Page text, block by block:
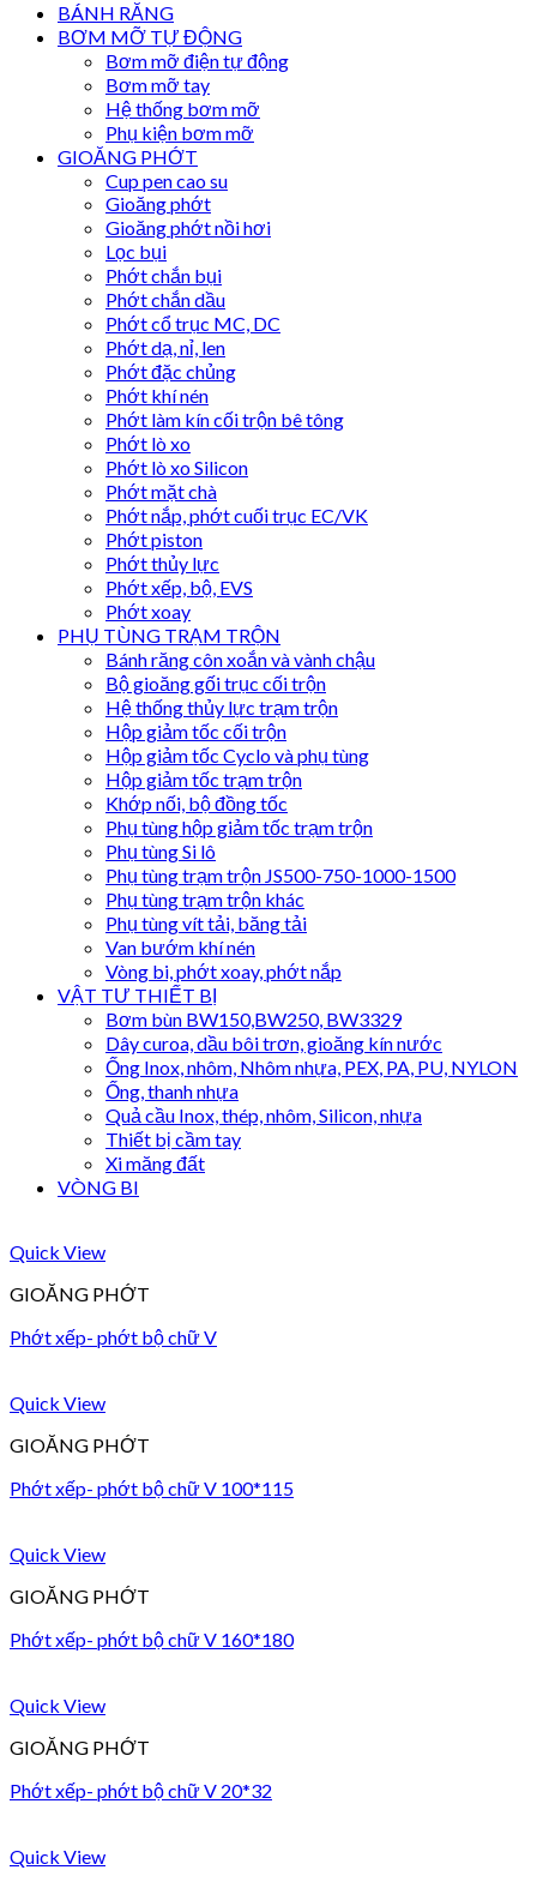
BÁNH RĂNG
BƠM MỠ TỰ ĐỘNG
Bơm mỡ điện tự động
Bơm mỡ tay
Hệ thống bơm mỡ
Phụ kiện bơm mỡ
GIOĂNG PHỚT
Cup pen cao su
Gioăng phớt
Gioăng phớt nồi hơi
Lọc bụi
Phớt chắn bụi
Phớt chắn dầu
Phớt cổ trục MC, DC
Phớt dạ, nỉ, len
Phớt đặc chủng
Phớt khí nén
Phớt làm kín cối trộn bê tông
Phớt lò xo
Phớt lò xo Silicon
Phớt mặt chà
Phớt nắp, phớt cuối trục EC/VK
Phớt piston
Phớt thủy lực
Phớt xếp, bộ, EVS
Phớt xoay
PHỤ TÙNG TRẠM TRỘN
Bánh răng côn xoắn và vành chậu
Bộ gioăng gối trục cối trộn
Hệ thống thủy lực trạm trộn
Hộp giảm tốc cối trộn
Hộp giảm tốc Cyclo và phụ tùng
Hộp giảm tốc trạm trộn
Khớp nối, bộ đồng tốc
Phụ tùng hộp giảm tốc trạm trộn
Phụ tùng Si lô
Phụ tùng trạm trộn JS500-750-1000-1500
Phụ tùng trạm trộn khác
Phụ tùng vít tải, băng tải
Van bướm khí nén
Vòng bi, phớt xoay, phớt nắp
VẬT TƯ THIẾT BỊ
Bơm bùn BW150,BW250, BW3329
Dây curoa, dầu bôi trơn, gioăng kín nước
Ống Inox, nhôm, Nhôm nhựa, PEX, PA, PU, NYLON
Ống, thanh nhựa
Quả cầu Inox, thép, nhôm, Silicon, nhựa
Thiết bị cầm tay
Xi măng đất
VÒNG BI
Quick View
GIOĂNG PHỚT
Phớt xếp- phớt bộ chữ V
Quick View
GIOĂNG PHỚT
Phớt xếp- phớt bộ chữ V 100*115
Quick View
GIOĂNG PHỚT
Phớt xếp- phớt bộ chữ V 160*180
Quick View
GIOĂNG PHỚT
Phớt xếp- phớt bộ chữ V 20*32
Quick View